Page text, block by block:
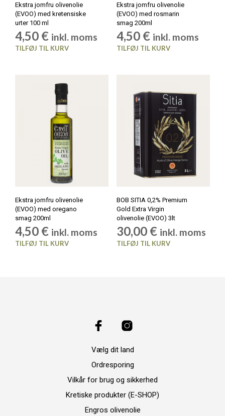
Ekstra jomfru olivenolie
(EVOO) med kretensiske
urter 100 ml
4,50 € inkl. moms
TILFØJ TIL KURV
Ekstra jomfru olivenolie
(EVOO) med rosmarin
smag 200ml
4,50 € inkl. moms
TILFØJ TIL KURV
Ekstra jomfru olivenolie
(EVOO) med oregano
smag 200ml
4,50 € inkl. moms
TILFØJ TIL KURV
BOB SITIA 0,2% Premium
Gold Extra Virgin
olivenolie (EVOO) 3lt
30,00 € inkl. moms
TILFØJ TIL KURV
Vælg dit land
Ordresporing
Vilkår for brug og sikkerhed
Kretiske produkter (E-SHOP)
Engros olivenolie